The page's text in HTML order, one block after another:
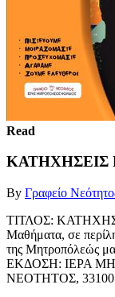
Read
ΚΑΤΗΧΗΣΕΙΣ
By Γραφείο
ΤΙΤΛΟΣ:
Μαθήματα, σε
της Μητροπόλεώς
ΕΚΔΟΣΗ: IΕΡΑ
ΝΕΟΤΗΤΟΣ, 33100